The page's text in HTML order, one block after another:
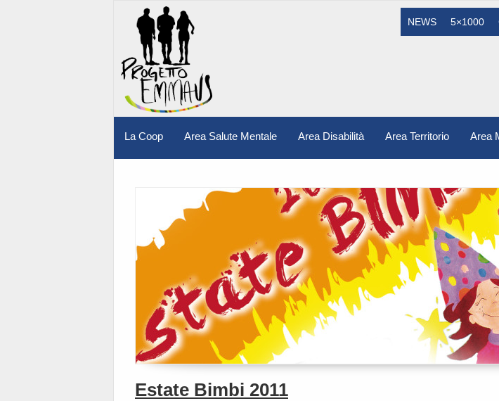
5×1000
NEWS
La Coop Area Salute Mentale Area Disabilità Area Territorio Area
Estate Bimbi 2011